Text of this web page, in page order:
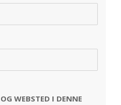
WEBSTED I DENNE